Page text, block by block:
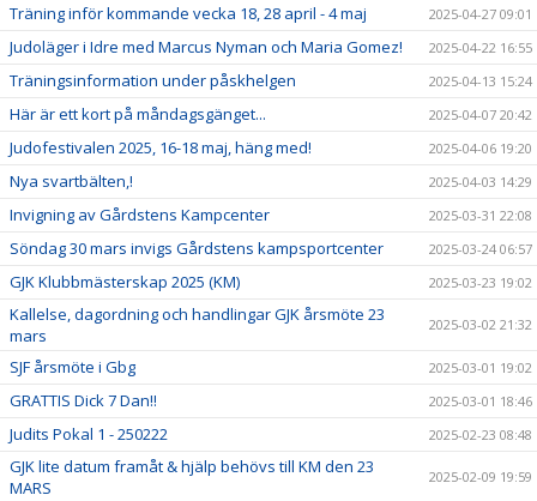
Träning inför kommande vecka 18, 28 april - 4 maj 2025-04-27 09:01
Judoläger i Idre med Marcus Nyman och Maria Gomez! 2025-04-22 16:55
Träningsinformation under påskhelgen 2025-04-13 15:24
Här är ett kort på måndagsgänget... 2025-04-07 20:42
Judofestivalen 2025, 16-18 maj, häng med! 2025-04-06 19:20
Nya svartbälten,! 2025-04-03 14:29
Invigning av Gårdstens Kampcenter 2025-03-31 22:08
Söndag 30 mars invigs Gårdstens kampsportcenter 2025-03-24 06:57
GJK Klubbmästerskap 2025 (KM) 2025-03-23 19:02
Kallelse, dagordning och handlingar GJK årsmöte 23
mars
2025-03-02 21:32
SJF årsmöte i Gbg 2025-03-01 19:02
GRATTIS Dick 7 Dan!! 2025-03-01 18:46
Judits Pokal 1 - 250222 2025-02-23 08:48
GJK lite datum framåt & hjälp behövs till KM den 23
MARS
2025-02-09 19:59